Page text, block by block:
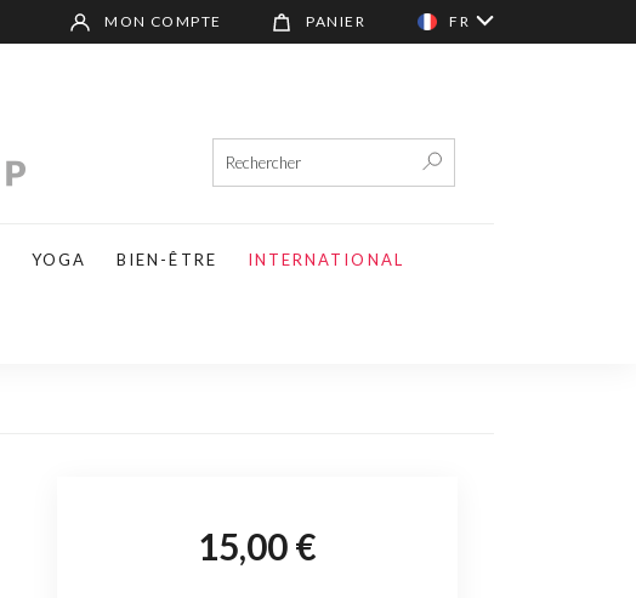
MON COMPTE PANIER FR
YOGA BIEN-ÊTRE INTERNATIONAL
15,00 €